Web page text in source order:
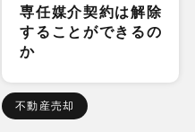
専任媒介契約は解除
することができるの
か
不動産売却